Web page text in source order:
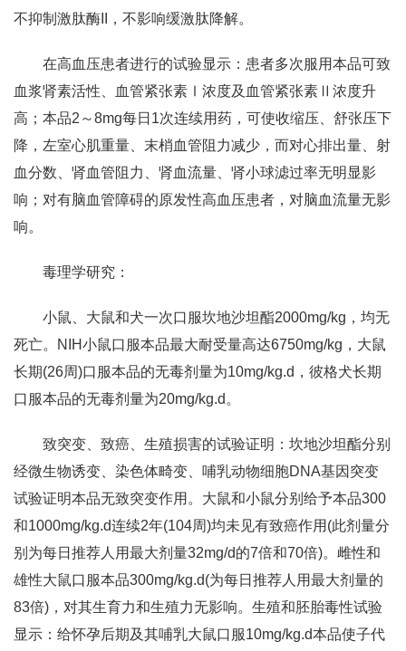
不抑制激肽酶II，不影响缓激肽降解。
在高血压患者进行的试验显示：患者多次服用本品可致
血浆肾素活性、血管紧张素Ⅰ浓度及血管紧张素Ⅱ浓度升
高；本品2～8mg每日1次连续用药，可使收缩压、舒张压下
降，左室心肌重量、末梢血管阻力减少，而对心排出量、射
血分数、肾血管阻力、肾血流量、肾小球滤过率无明显影
响；对有脑血管障碍的原发性高血压患者，对脑血流量无影
响。
毒理学研究：
小鼠、大鼠和犬一次口服坎地沙坦酯2000mg/kg，均无
死亡。NIH小鼠口服本品最大耐受量高达6750mg/kg，大鼠
长期(26周)口服本品的无毒剂量为10mg/kg.d，彼格犬长期
口服本品的无毒剂量为20mg/kg.d。
致突变、致癌、生殖损害的试验证明：坎地沙坦酯分别
经微生物诱变、染色体畸变、哺乳动物细胞DNA基因突变
试验证明本品无致突变作用。大鼠和小鼠分别给予本品300
和1000mg/kg.d连续2年(104周)均未见有致癌作用(此剂量分
别为每日推荐人用最大剂量32mg/d的7倍和70倍)。雌性和
雄性大鼠口服本品300mg/kg.d(为每日推荐人用最大剂量的
83倍)，对其生育力和生殖力无影响。生殖和胚胎毒性试验
显示：给怀孕后期及其哺乳大鼠口服10mg/kg.d本品使子代